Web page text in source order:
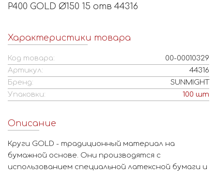
P400 GOLD Ø150 15 отв 44316
Характеристики товара
Код товара:
00-00010329
Артикул:
44316
Бренд:
SUNMIGHT
Упаковки:
100 шт
Описание
Круги GOLD - традиционный материал на
бумажной основе. Они производятся с
использованием специальной латексной бумаги и